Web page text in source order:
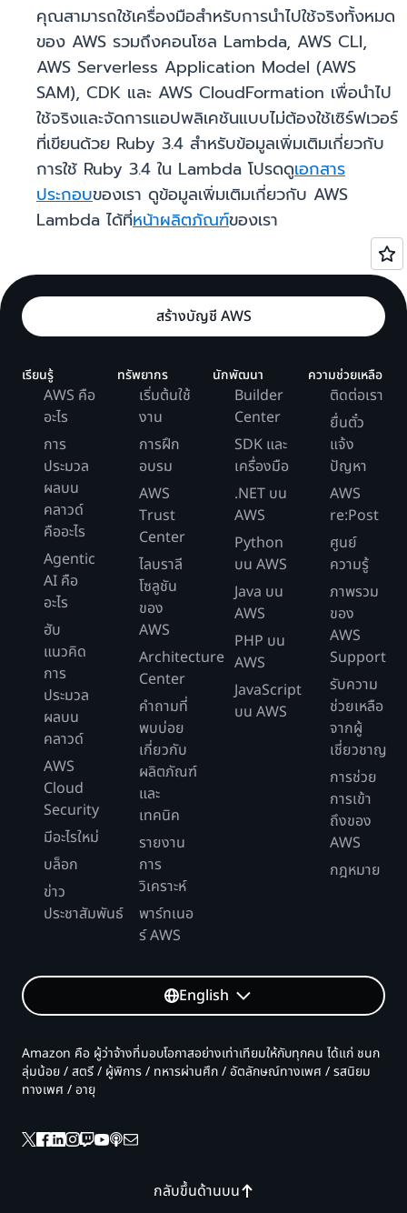
คุณสามารถใช้เครื่องมือสำหรับการนำไปใช้จริงทั้งหมด
ของ AWS รวมถึงคอนโซล Lambda, AWS CLI,
AWS Serverless Application Model (AWS
SAM), CDK และ AWS CloudFormation เพื่อนำไป
ใช้จริงและจัดการแอปพลิเคชันแบบไม่ต้องใช้เซิร์ฟเวอร์
ที่เขียนด้วย Ruby 3.4 สำหรับข้อมูลเพิ่มเติมเกี่ยวกับ
การใช้ Ruby 3.4 ใน Lambda โปรดดูเอกสาร
ประกอบของเรา ดูข้อมูลเพิ่มเติมเกี่ยวกับ AWS
Lambda ได้ที่หน้าผลิตภัณฑ์ของเรา
สร้างบัญชี AWS
เรียนรู้
AWS คือ
อะไร
การ
ประมวล
ผลบน
คลาวด์
คืออะไร
Agentic
AI คือ
อะไร
ฮับ
แนวคิด
การ
ประมวล
ผลบน
คลาวด์
AWS
Cloud
Security
มีอะไรใหม่
บล็อก
ข่าว
ประชาสัมพันธ์
ทรัพยากร
เริ่มต้นใช้
งาน
การฝึก
อบรม
AWS
Trust
Center
ไลบราลี
โซลูชัน
ของ
AWS
Architecture
Center
คำถามที่
พบบ่อย
เกี่ยวกับ
ผลิตภัณฑ์
และ
เทคนิค
รายงาน
การ
วิเคราะห์
พาร์ทเนอ
ร์ AWS
นักพัฒนา
Builder
Center
SDK และ
เครื่องมือ
.NET บน
AWS
Python
บน AWS
Java บน
AWS
PHP บน
AWS
JavaScript
บน AWS
ความช่วยเหลือ
ติดต่อเรา
ยื่นตั๋ว
แจ้ง
ปัญหา
AWS
re:Post
ศูนย์
ความรู้
ภาพรวม
ของ
AWS
Support
รับความ
ช่วยเหลือ
จากผู้
เชี่ยวชาญ
การช่วย
การเข้า
ถึงของ
AWS
กฎหมาย
English
กลับขึ้นด้านบน
Amazon คือ ผู้ว่าจ้างที่มอบโอกาสอย่างเท่าเทียมให้กับทุกคน ได้แก่ ชนก
ลุ่มน้อย / สตรี / ผู้พิการ / ทหารผ่านศึก / อัตลักษณ์ทางเพศ / รสนิยม
ทางเพศ / อายุ